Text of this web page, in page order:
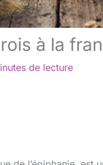
à la
de lecture